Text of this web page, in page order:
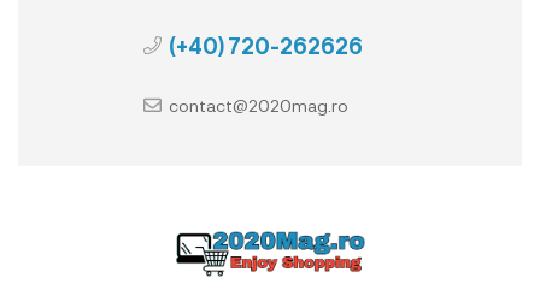
(+40) 720-262626
contact@2020mag.ro